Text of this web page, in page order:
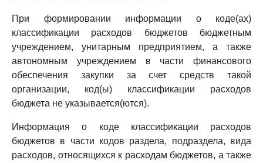
При формировании информации о коде(ах)
классификации расходов бюджетов бюджетным
учреждением, унитарным предприятием, а также
автономным учреждением в части финансового
обеспечения закупки за счет средств такой
организации, код(ы) классификации расходов
бюджета не указывается(ются).
Информация о коде классификации расходов
бюджетов в части кодов раздела, подраздела, вида
расходов, относящихся к расходам бюджетов, а также